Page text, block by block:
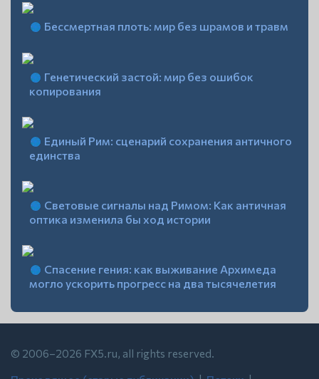
Бессмертная плоть: мир без шрамов и травм
Генетический застой: мир без ошибок
копирования
Единый Рим: сценарий сохранения античного
единства
Световые сигналы над Римом: Как античная
оптика изменила бы ход истории
Спасение гения: как выживание Архимеда
могло ускорить прогресс на два тысячелетия
© 2006–2026 FX5.ru, all rights reserved.